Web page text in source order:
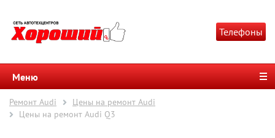
Телефоны
Меню
Ремонт Audi
Цены на ремонт Audi
Цены на ремонт Audi Q3